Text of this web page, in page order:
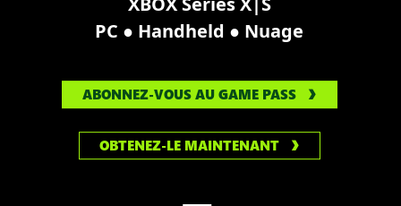
PC ● Handheld ● Nuage
ABONNEZ-VOUS AU GAME PASS
OBTENEZ-LE MAINTENANT